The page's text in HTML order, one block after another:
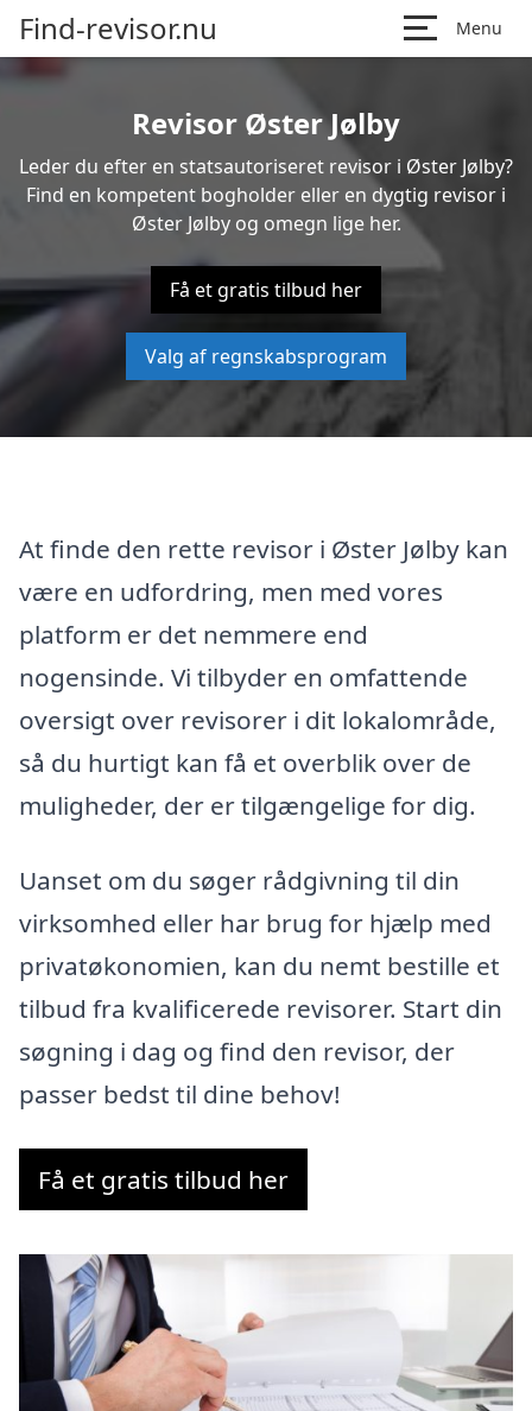
Find-revisor.nu Menu
Revisor Øster Jølby
Leder du efter en statsautoriseret revisor i Øster Jølby?
Find en kompetent bogholder eller en dygtig revisor i
Øster Jølby og omegn lige her.
Få et gratis tilbud her
Valg af regnskabsprogram
At finde den rette revisor i Øster Jølby kan
være en udfordring, men med vores
platform er det nemmere end
nogensinde. Vi tilbyder en omfattende
oversigt over revisorer i dit lokalområde,
så du hurtigt kan få et overblik over de
muligheder, der er tilgængelige for dig.
Uanset om du søger rådgivning til din
virksomhed eller har brug for hjælp med
privatøkonomien, kan du nemt bestille et
tilbud fra kvalificerede revisorer. Start din
søgning i dag og find den revisor, der
passer bedst til dine behov!
Få et gratis tilbud her